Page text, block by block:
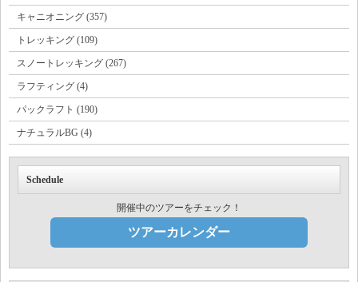
キャニオニング (357)
トレッキング (109)
スノートレッキング (267)
ラフティング (4)
パックラフト (190)
ナチュラルBG (4)
Schedule
開催中のツアーをチェック！
ツアーカレンダー